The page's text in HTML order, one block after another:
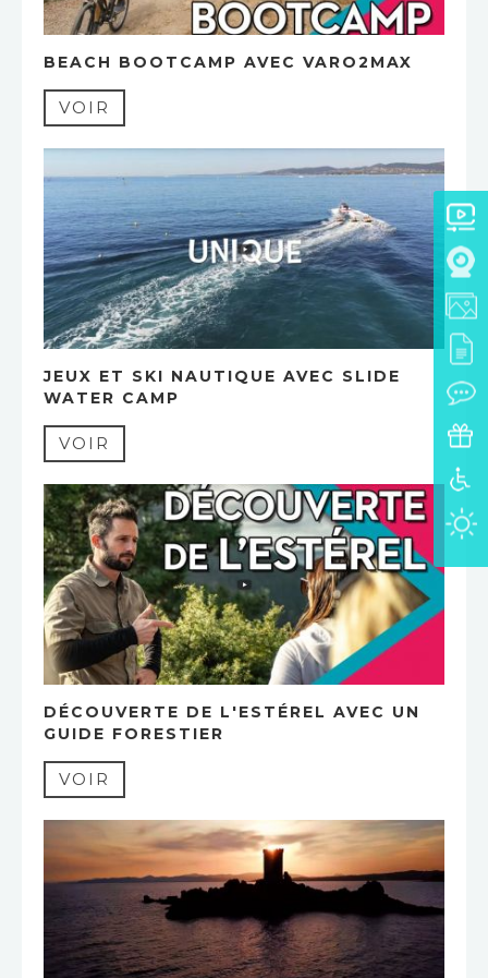
BEACH BOOTCAMP AVEC VARO2MAX
VOIR
JEUX ET SKI NAUTIQUE AVEC SLIDE
WATER CAMP
VOIR
DÉCOUVERTE DE L'ESTÉREL AVEC UN
GUIDE FORESTIER
VOIR